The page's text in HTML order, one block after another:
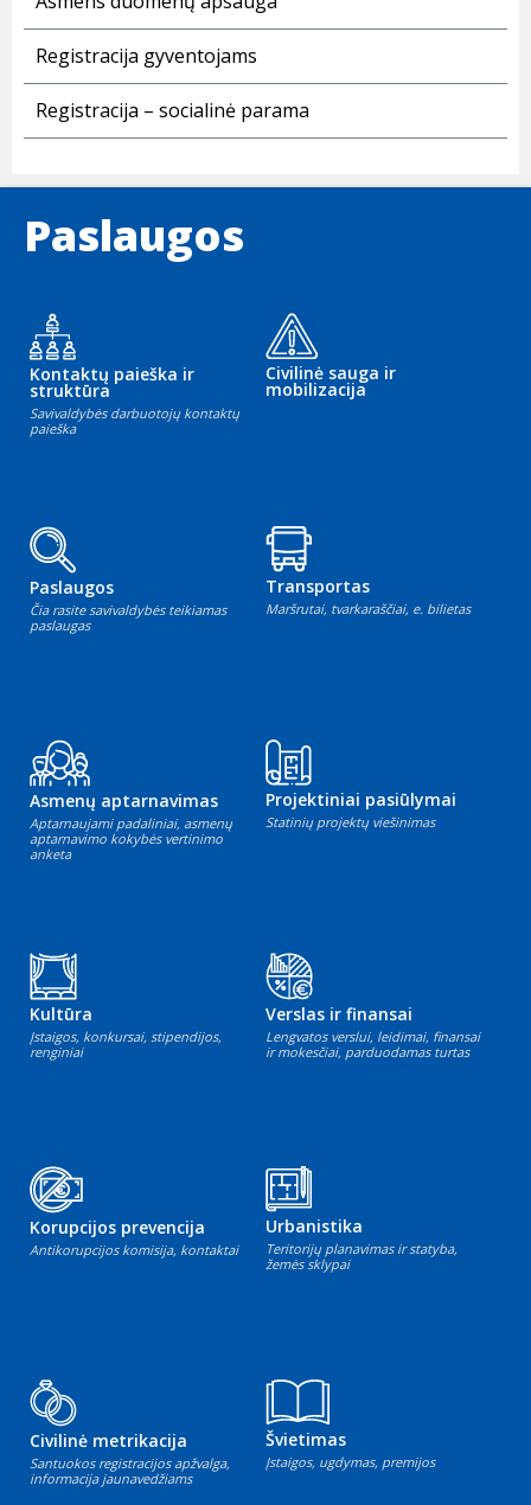
Registracija gyventojams
Registracija – socialinė parama
Paslaugos
Kontaktų paieška ir
struktūra
Savivaldybės darbuotojų kontaktų
paieška
Civilinė sauga ir
mobilizacija
Paslaugos
Čia rasite savivaldybės teikiamas
paslaugas
Transportas
Maršrutai, tvarkaraščiai, e. bilietas
Asmenų aptarnavimas
Aptarnaujami padaliniai, asmenų
aptarnavimo kokybės vertinimo
anketa
Projektiniai pasiūlymai
Statinių projektų viešinimas
Kultūra
Įstaigos, konkursai, stipendijos,
renginiai
Verslas ir finansai
Lengvatos verslui, leidimai, finansai
ir mokesčiai, parduodamas turtas
Korupcijos prevencija
Antikorupcijos komisija, kontaktai
Urbanistika
Teritorijų planavimas ir statyba,
žemės sklypai
Civilinė metrikacija
Santuokos registracijos apžvalga,
informacija jaunavedžiams
Švietimas
Įstaigos, ugdymas, premijos